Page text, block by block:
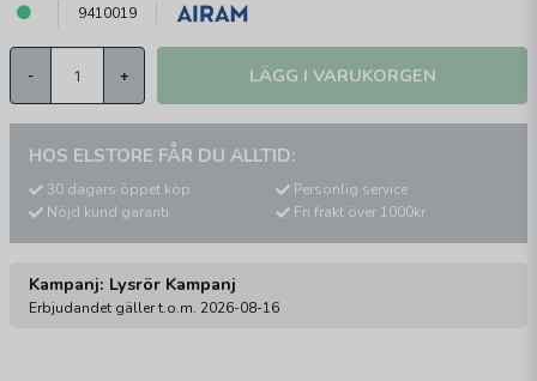
9410019
- + LÄGG I VARUKORGEN
HOS ELSTORE FÅR DU ALLTID:
30 dagars öppet köp
Nöjd kund garanti
Personlig service
Fri frakt över 1000kr
Kampanj: Lysrör Kampanj
Erbjudandet gäller t.o.m. 2026-08-16